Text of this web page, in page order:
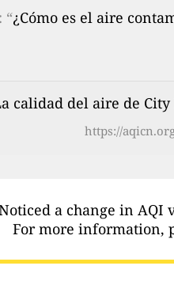
“¿Cómo es el aire
calidad del aire de
https://
a change in AQI
For more information,